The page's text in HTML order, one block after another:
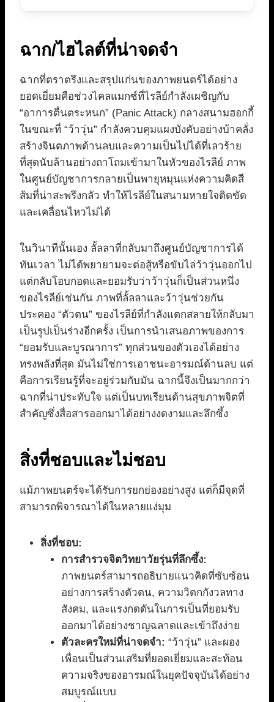
ฉาก/ไฮไลต์ที่น่าจดจำ
ฉากที่ตราตรึงและสรุปแก่นของภาพยนตร์ได้อย่าง
ยอดเยี่ยมคือช่วงไคลแมกซ์ที่ไรลีย์กำลังเผชิญกับ
“อาการตื่นตระหนก” (Panic Attack) กลางสนามฮอกกี้
ในขณะที่ “ว้าวุ่น” กำลังควบคุมแผงบังคับอย่างบ้าคลั่ง
สร้างจินตภาพด้านลบและความเป็นไปได้ที่เลวร้าย
ที่สุดนับล้านอย่างถาโถมเข้ามาในหัวของไรลีย์ ภาพ
ในศูนย์บัญชาการกลายเป็นพายุหมุนแห่งความคิดสี
ส้มที่น่าสะพรึงกลัว ทำให้ไรลีย์ในสนามหายใจติดขัด
และเคลื่อนไหวไม่ได้
ในวินาทีนั้นเอง ลั้ลลาที่กลับมาถึงศูนย์บัญชาการได้
ทันเวลา ไม่ได้พยายามจะต่อสู้หรือขับไล่ว้าวุ่นออกไป
แต่กลับโอบกอดและยอมรับว่าว้าวุ่นก็เป็นส่วนหนึ่ง
ของไรลีย์เช่นกัน ภาพที่ลั้ลลาและว้าวุ่นช่วยกัน
ประคอง “ตัวตน” ของไรลีย์ที่กำลังแตกสลายให้กลับมา
เป็นรูปเป็นร่างอีกครั้ง เป็นการนำเสนอภาพของการ
“ยอมรับและบูรณาการ” ทุกส่วนของตัวเองได้อย่าง
ทรงพลังที่สุด มันไม่ใช่การเอาชนะอารมณ์ด้านลบ แต่
คือการเรียนรู้ที่จะอยู่ร่วมกับมัน ฉากนี้จึงเป็นมากกว่า
ฉากที่น่าประทับใจ แต่เป็นบทเรียนด้านสุขภาพจิตที่
สำคัญซึ่งสื่อสารออกมาได้อย่างงดงามและลึกซึ้ง
สิ่งที่ชอบและไม่ชอบ
แม้ภาพยนตร์จะได้รับการยกย่องอย่างสูง แต่ก็มีจุดที่
สามารถพิจารณาได้ในหลายแง่มุม
สิ่งที่ชอบ:
การสำรวจจิตวิทยาวัยรุ่นที่ลึกซึ้ง:
ภาพยนตร์สามารถอธิบายแนวคิดที่ซับซ้อน
อย่างการสร้างตัวตน, ความวิตกกังวลทาง
สังคม, และแรงกดดันในการเป็นที่ยอมรับ
ออกมาได้อย่างชาญฉลาดและเข้าถึงง่าย
ตัวละครใหม่ที่น่าจดจำ: “ว้าวุ่น” และผอง
เพื่อนเป็นส่วนเสริมที่ยอดเยี่ยมและสะท้อน
ความจริงของอารมณ์ในยุคปัจจุบันได้อย่าง
สมบูรณ์แบบ